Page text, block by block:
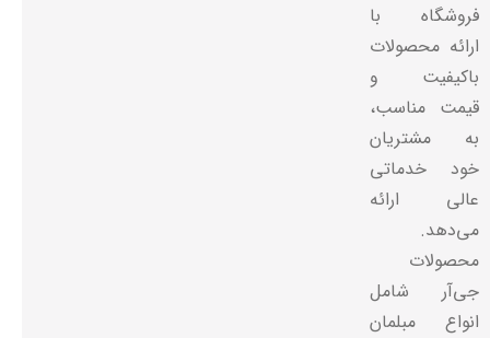
فروشگاه با
ارائه محصولات
باکیفیت و
قیمت مناسب،
به مشتریان
خود خدماتی
عالی ارائه
می‌دهد.
محصولات
جی‌آر شامل
انواع مبلمان